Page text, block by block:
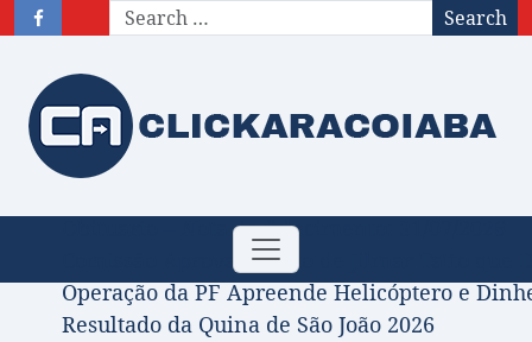
Search
Toggle
navigation
Obituário – Nota de falecimento: 31/07/2026
Comissão Aprova Projeto de Jilmar Tatto
Operação da PF Apreende Helicóptero e
Resultado da Quina de São João 2026